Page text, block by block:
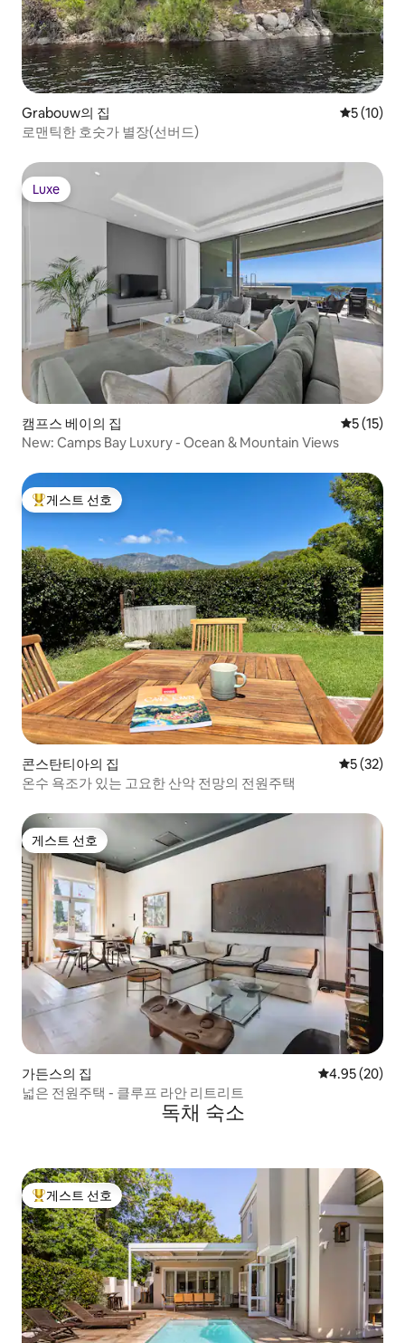
Grabouw의 집 평점 5점
5 (10)
로맨틱한 호숫가 별장(선버드)
Luxe
Luxe
캠프스 베이의 집 평점 5점
5 (15)
New: Camps Bay Luxury - Ocean & Mountain Views
상위 게스트 선호
게스트 선호
콘스탄티아의 집 평점 5점
5 (32)
온수 욕조가 있는 고요한 산악 전망의 전원주택
게스트 선호
게스트 선호
가든스의 집 평점 4.95점(5
4.95 (20)
넓은 전원주택 - 클루프 라안 리트리트
독채 숙소
상위 게스트 선호
게스트 선호